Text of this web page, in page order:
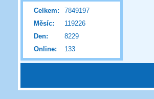
Online: 133
Celkem:
7849197
Měsíc:
119226
Den:
8229